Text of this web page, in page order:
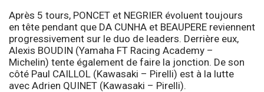
Après 5 tours, PONCET et NEGRIER évoluent toujours
en tête pendant que DA CUNHA et BEAUPERE reviennent
progressivement sur le duo de leaders. Derrière eux,
Alexis BOUDIN (Yamaha FT Racing Academy –
Michelin) tente également de faire la jonction. De son
côté Paul CAILLOL (Kawasaki – Pirelli) est à la lutte
avec Adrien QUINET (Kawasaki – Pirelli).